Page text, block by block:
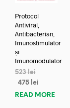
Protocol
Antiviral,
Antibacterian,
Imunostimulator
și
Imunomodulator
523lei
475 lei
READ MORE